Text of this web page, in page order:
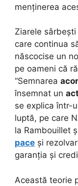
menținerea
Ziarele
care continua
născocise un
pe oameni că
“Semnarea
însemnat un
se explica într-
luptă, pe care
la Rambouillet
pace și
garanția și
Această teorie